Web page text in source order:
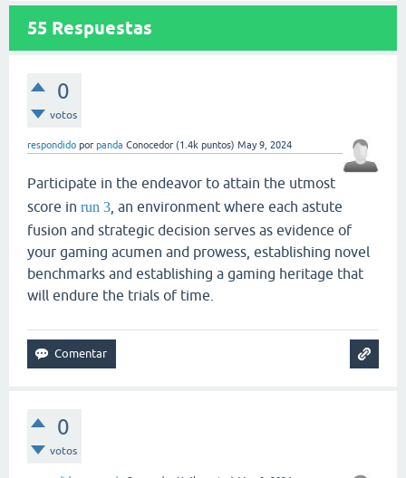
55 Respuestas
0
votos
respondido por panda Conocedor (1.4k puntos) May 9, 2024
Participate in the endeavor to attain the utmost
score in run 3 , an environment where each astute
fusion and strategic decision serves as evidence of
your gaming acumen and prowess, establishing novel
benchmarks and establishing a gaming heritage that
will endure the trials of time.
0
votos